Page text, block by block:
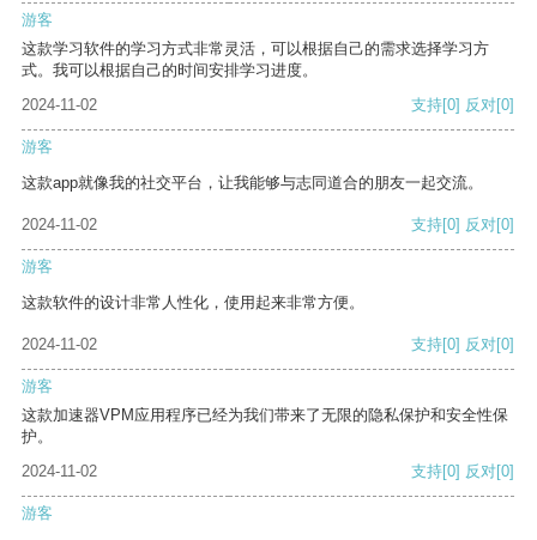
游客
这款学习软件的学习方式非常灵活，可以根据自己的需求选择学习方
式。我可以根据自己的时间安排学习进度。
2024-11-02
支持[0] 反对[0]
游客
这款app就像我的社交平台，让我能够与志同道合的朋友一起交流。
2024-11-02 支持[0] 反对[0]
游客
这款软件的设计非常人性化，使用起来非常方便。
2024-11-02 支持[0] 反对[0]
游客
这款加速器VPM应用程序已经为我们带来了无限的隐私保护和安全性保
护。
2024-11-02
支持[0] 反对[0]
游客